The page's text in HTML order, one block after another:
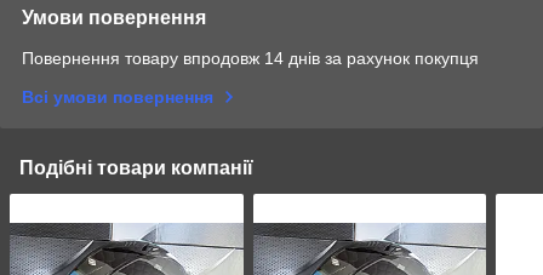
Умови повернення
Повернення товару впродовж 14 днів за рахунок покупця
Всі умови повернення
Подібні товари компанії